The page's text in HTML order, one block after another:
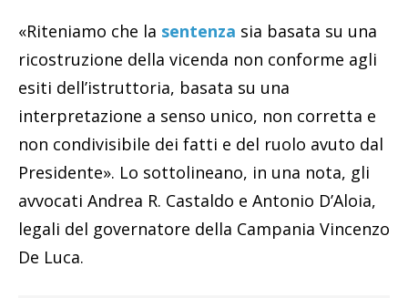
«Riteniamo che la sentenza sia basata su una
ricostruzione della vicenda non conforme agli
esiti dell’istruttoria, basata su una
interpretazione a senso unico, non corretta e
non condivisibile dei fatti e del ruolo avuto dal
Presidente». Lo sottolineano, in una nota, gli
avvocati Andrea R. Castaldo e Antonio D’Aloia,
legali del governatore della Campania Vincenzo
De Luca.